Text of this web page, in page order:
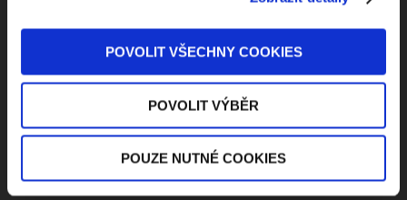
POVOLIT VŠECHNY COOKIES
POVOLIT VÝBĚR
POUZE NUTNÉ COOKIES
Kontaktuje nás
Jungmannova 34, 110 00 Praha
+420 733 661 882